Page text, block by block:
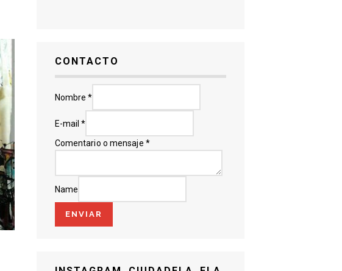
CONTACTO
Nombre*
E-mail*
Comentario o mensaje *
Name
ENVIAR